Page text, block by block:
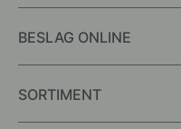
BESLAG ONLINE
SORTIMENT